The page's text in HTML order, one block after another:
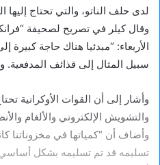
لدى حلف الناتو، والتي تحتاج إليها
وقال كيلر في تصريح لصحيفة
الأربعاء: “مبدئيا هناك حاجة كبيرة
سبيل المثال إلى قذائف المدفعية.
وأشار إلى أن القوات الأوكرانية
والتشويش الإلكتروني والألغام
وأضاف أن “كمياتها في مخزوناتنا
تسليمه قد تم تسليمه بشكل أساسي.